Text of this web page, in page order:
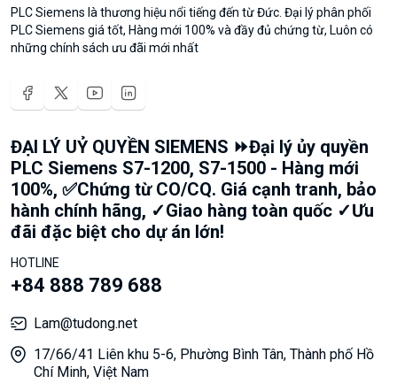
PLC Siemens là thương hiệu nổi tiếng đến từ Đức. Đại lý phân phối
PLC Siemens giá tốt, Hàng mới 100% và đầy đủ chứng từ, Luôn có
những chính sách ưu đãi mới nhất
ĐẠI LÝ UỶ QUYỀN SIEMENS ⏩Đại lý ủy quyền
PLC Siemens S7-1200, S7-1500 - Hàng mới
100%, ✅Chứng từ CO/CQ. Giá cạnh tranh, bảo
hành chính hãng, ✓Giao hàng toàn quốc ✓Ưu
đãi đặc biệt cho dự án lớn!
HOTLINE
+84 888 789 688
Lam@tudong.net
17/66/41 Liên khu 5-6, Phường Bình Tân, Thành phố Hồ
Chí Minh, Việt Nam